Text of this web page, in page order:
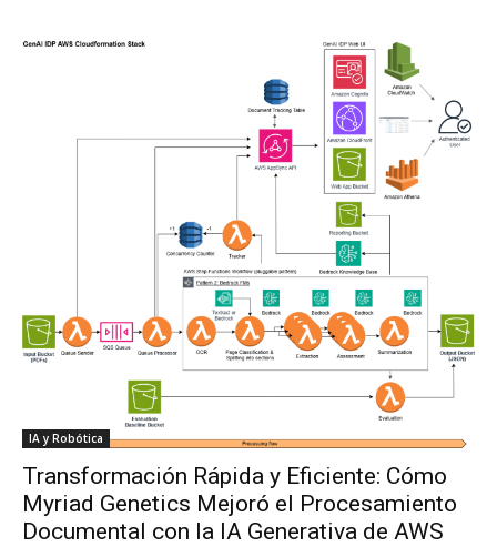
IA y Robótica
Transformación Rápida y Eficiente: Cómo
Myriad Genetics Mejoró el Procesamiento
Documental con la IA Generativa de AWS